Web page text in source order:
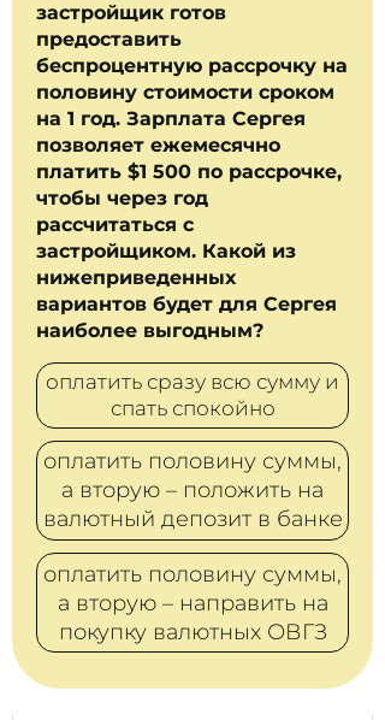
застройщик готов
предоставить
беспроцентную рассрочку на
половину стоимости сроком
на 1 год. Зарплата Сергея
позволяет ежемесячно
платить $1 500 по рассрочке,
чтобы через год
рассчитаться с
застройщиком. Какой из
нижеприведенных
вариантов будет для Сергея
наиболее выгодным?
оплатить сразу всю сумму и
спать спокойно
оплатить половину суммы,
а вторую – положить на
валютный депозит в банке
оплатить половину суммы,
а вторую – направить на
покупку валютных ОВГЗ